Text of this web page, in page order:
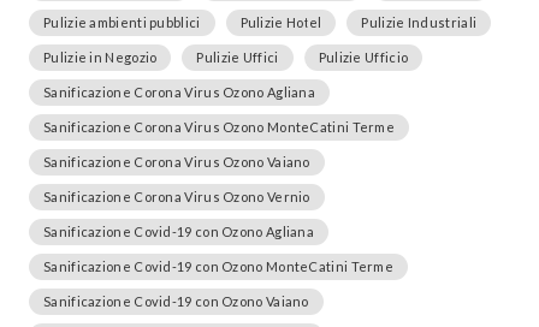
Pulizie ambienti pubblici Pulizie Hotel Pulizie Industriali
Pulizie in Negozio Pulizie Uffici Pulizie Ufficio
Sanificazione Corona Virus Ozono Agliana
Sanificazione Corona Virus Ozono MonteCatini Terme
Sanificazione Corona Virus Ozono Vaiano
Sanificazione Corona Virus Ozono Vernio
Sanificazione Covid-19 con Ozono Agliana
Sanificazione Covid-19 con Ozono MonteCatini Terme
Sanificazione Covid-19 con Ozono Vaiano